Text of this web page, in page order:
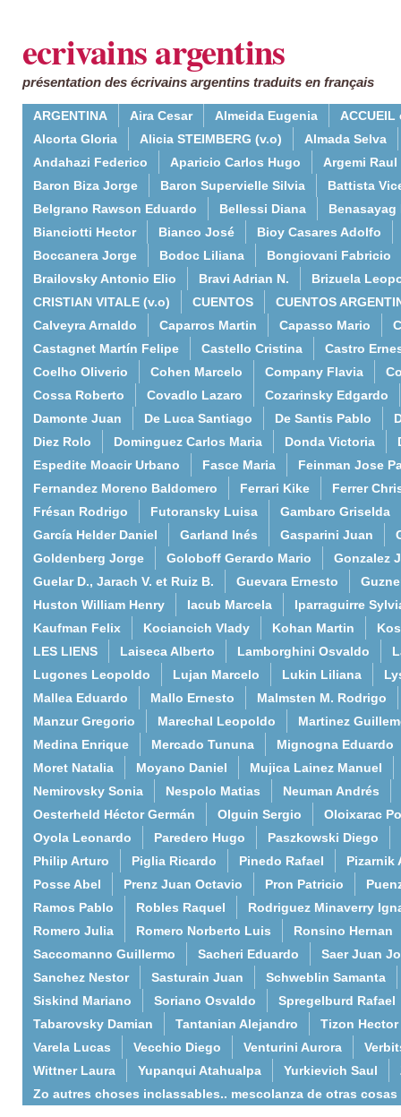
ecrivains argentins
présentation des écrivains argentins traduits en français
ARGENTINA Aira Cesar Almeida Eugenia
ACCUEIL
Alcorta Gloria
Alicia STEIMBERG (v.o)
Almada Selva
Andahazi Federico
Aparicio Carlos Hugo
Argemi Raul
Baron Biza Jorge
Baron Supervielle Silvia
Battista
Belgrano Rawson Eduardo
Bellessi Diana
Benasayag
Bianciotti Hector
Bianco José
Bioy Casares Adolfo
Boccanera Jorge
Bodoc Liliana
Bongiovani Fabricio
Brailovsky Antonio Elio
Bravi Adrian N.
Brizuela
CRISTIAN VITALE (v.o)
CUENTOS
CUENTOS
Calveyra Arnaldo
Caparros Martin Capasso Mario
Castagnet Martín Felipe
Castello Cristina
Castro
Coelho Oliverio
Cohen Marcelo Company Flavia
Cossa Roberto
Covadlo Lazaro
Cozarinsky Edgardo
Damonte Juan
De Luca Santiago De Santis Pablo
Diez Rolo
Dominguez Carlos Maria Donda Victoria
Espedite Moacir Urbano
Fasce Maria
Feinman Jose
Fernandez Moreno Baldomero
Ferrari Kike
Ferrer
Frésan Rodrigo
Futoransky Luisa
Gambaro Griselda
García Helder Daniel
Garland Inés Gasparini Juan
Goldenberg Jorge
Goloboff Gerardo Mario
Gonzalez
Guelar D., Jarach V. et Ruiz B.
Guevara Ernesto
Huston William Henry
Iacub Marcela
Iparraguirre
Kaufman Felix
Kociancich Vlady Kohan Martin
LES LIENS
Laiseca Alberto Lamborghini Osvaldo
Lugones Leopoldo
Lujan Marcelo Lukin Liliana
Mallea Eduardo
Mallo Ernesto
Malmsten M. Rodrigo
Manzur Gregorio
Marechal Leopoldo
Martinez
Medina Enrique
Mercado Tununa
Mignogna Eduardo
Moret Natalia
Moyano Daniel
Mujica Lainez Manuel
Nemirovsky Sonia
Nespolo Matias
Neuman Andrés
Oesterheld Héctor Germán
Olguin Sergio
Oloixarac
Oyola Leonardo
Paredero Hugo
Paszkowski Diego
Philip Arturo
Piglia Ricardo Pinedo Rafael
Pizarnik
Posse Abel
Prenz Juan Octavio Pron Patricio
Ramos Pablo
Robles Raquel
Rodriguez Minaverry
Romero Julia
Romero Norberto Luis
Ronsino Hernan
Saccomanno Guillermo
Sacheri Eduardo
Saer Juan
Sanchez Nestor
Sasturain Juan
Schweblin Samanta
Siskind Mariano
Soriano Osvaldo
Spregelburd Rafael
Tabarovsky Damian
Tantanian Alejandro
Tizon Hector
Varela Lucas
Vecchio Diego Venturini Aurora
Wittner Laura
Yupanqui Atahualpa Yurkievich Saul
Zo autres choses inclassables.. mescolanza de otras cosas